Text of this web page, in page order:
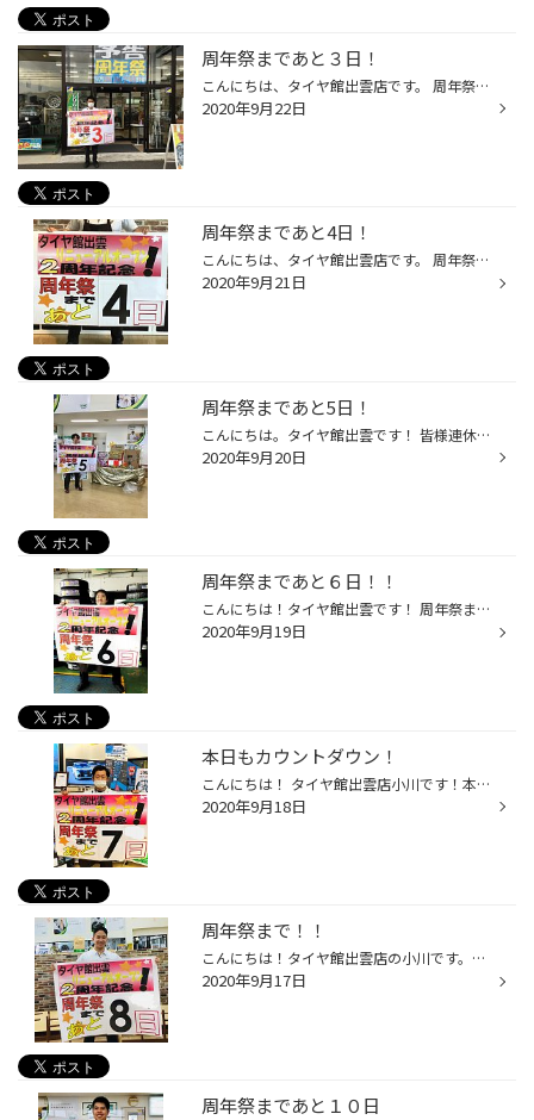
周年祭まであと３日！
こんにちは、タイヤ館出雲店です。 周年祭開催まで残すところあと３日となりました。 準備も大詰めを迎えております。 皆様に喜んで頂く素敵な周年祭になるようにします。 皆様のご来店、心よりお待ちしております。
2020年9月22日
周年祭まであと4日！
こんにちは、タイヤ館出雲店です。 周年祭まであと残すところあと4日となりました。 店内、店外の展示もだんだん仕上がってきました。素晴らしいものになります！ 多くの皆様のご来店、心よりお待ちしております。
2020年9月21日
周年祭まであと5日！
こんにちは。タイヤ館出雲です！ 皆様連休いかがお過ごしでしょうか。 当店の周年祭まであと5日となりました♪ 当日に向けて準備も着々と進んでいて当日の抽選コーナーを設置しました！ 1等は、あの「お掃除ロボット」です！ その他にも豪華景品をご用意しておりますのでスタッフ一同ご来店お待ちし...
2020年9月20日
周年祭まであと６日！！
こんにちは！タイヤ館出雲です！ 周年祭まであと６日と迫ってまいりました！！準備も大詰めの段階まできました！ 当日は周年祭特別価格でタイヤや用品をご提案させていただきます！ 抽選会もありますので僕たちスタッフもワクワクが止まりません！！ 25，26，27日は是非是非、タイヤ館出雲までお越...
2020年9月19日
本日もカウントダウン！
こんにちは！ タイヤ館出雲店小川です！本日も投稿します！ ようやく周年祭開催まで一週間となりました。...明日から世間は連休です！出掛ける際は空気圧など気にしてみてはいかがでしょうか！安全点検お待ちしております。
2020年9月18日
周年祭まで！！
こんにちは！タイヤ館出雲店の小川です。周年祭まであと8日!!ちゃくちゃくと準備をしています(*^^*)ご来店いただく皆様に感動してもらえるようかんばります!(^^)!タイヤの見積から車高調、ドライブレコーダー取付、なんでも見積りさせていただきますので、ぜひ！...ご来店心よりお待ちしております。
2020年9月17日
周年祭まであと１０日